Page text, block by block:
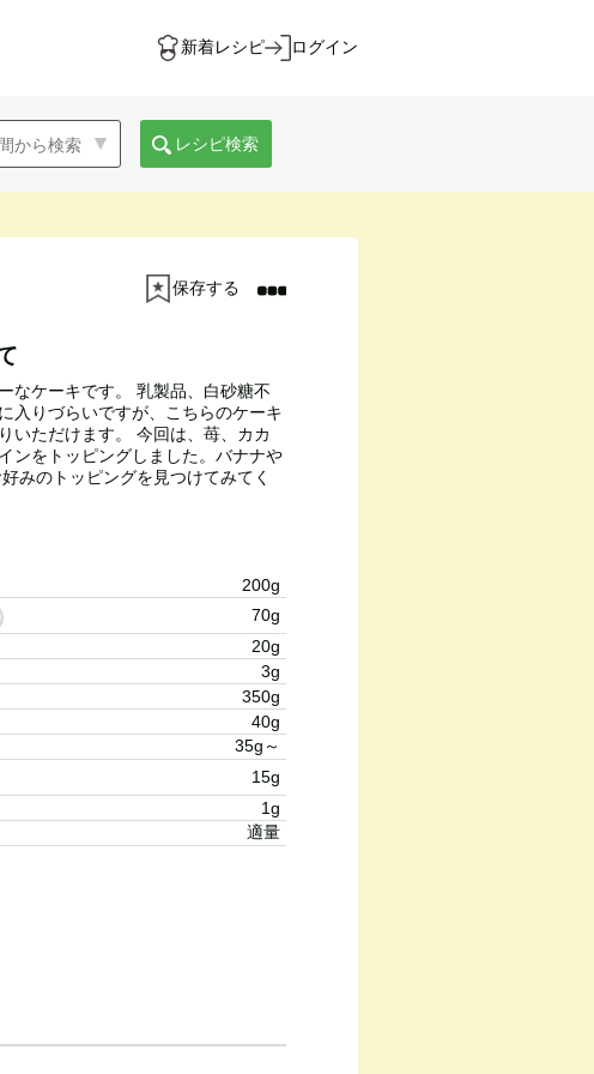
新着レシピ ログイン
レシピ検索
保存する
なケーキです。 乳製品、白砂糖不
入りづらいですが、こちらのケーキ
いただけます。 今回は、苺、カカ
ンをトッピングしました。バナナや
みのトッピングを見つけてみてく
200g
70g
20g
3g
350g
40g
35g～
15g
1g
適量